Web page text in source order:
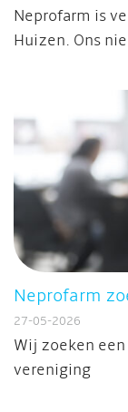
Neprofarm is
Huizen. Ons
Neprofarm
27-05-2026
Wij zoeken
vereniging